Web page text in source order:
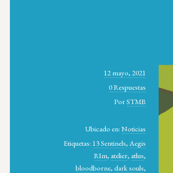
12 mayo, 2021
0 Respuestas
PorSTMB
Ubicado en:Noticias
Etiquetas: 13 Sentinels, Aegis
RIm, atelier, atlus,
bloodborne,dark souls,